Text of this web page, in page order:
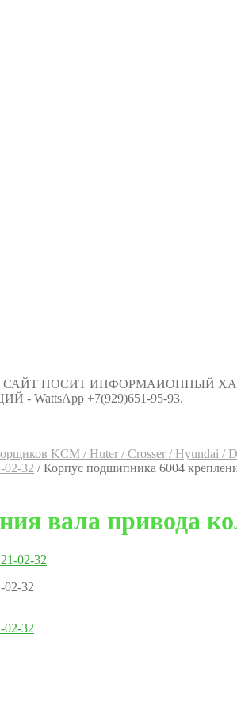
САЙТ НОСИТ ИНФОРМАИОННЫЙ
+7(929)651-95-93.
KCM / Huter / Crosser / Hyundai /
02-32 /Корпус подшипника 6004
вала привода
02-32
02-32